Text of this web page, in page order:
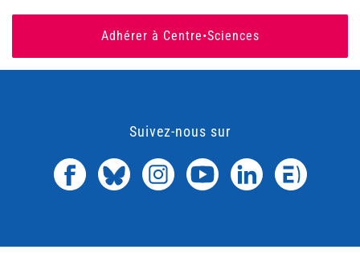
Adhérer à Centre•Sciences
Suivez-nous sur